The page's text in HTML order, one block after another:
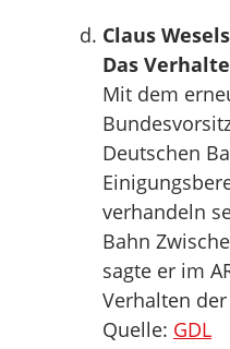
Claus
Das
Mit dem
Deutschen
verhandeln
Bahn
sagte er im
Verhalten der
Quelle: GDL